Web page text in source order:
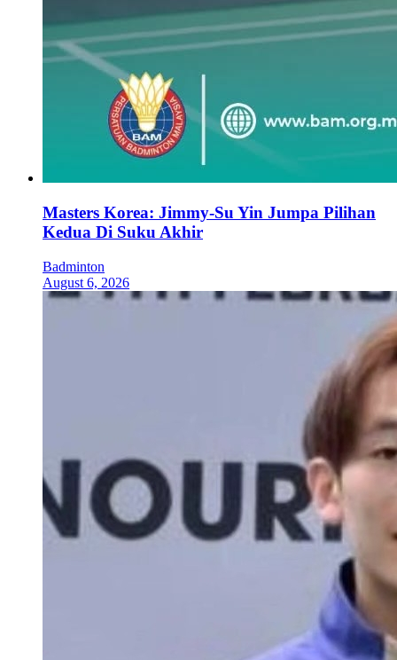
Masters Korea: Jimmy-Su Yin Jumpa Pilihan
Kedua Di Suku Akhir
Badminton
August 6, 2026